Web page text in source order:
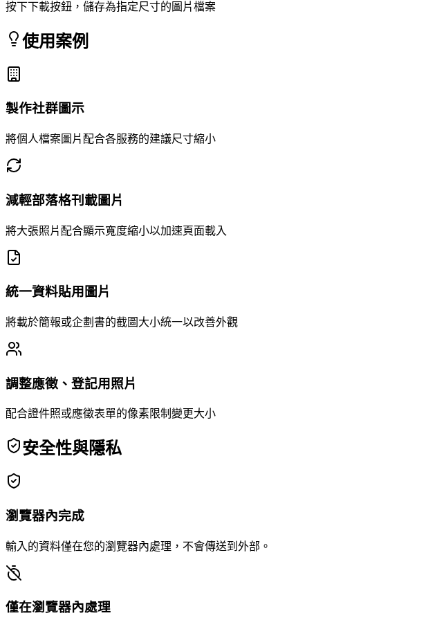
按下下載按鈕，儲存為指定尺寸的圖片檔案
使用案例
製作社群圖示
將個人檔案圖片配合各服務的建議尺寸縮小
減輕部落格刊載圖片
將大張照片配合顯示寬度縮小以加速頁面載入
統一資料貼用圖片
將載於簡報或企劃書的截圖大小統一以改善外觀
調整應徵、登記用照片
配合證件照或應徵表單的像素限制變更大小
安全性與隱私
瀏覽器內完成
輸入的資料僅在您的瀏覽器內處理，不會傳送到外部。
僅在瀏覽器內處理